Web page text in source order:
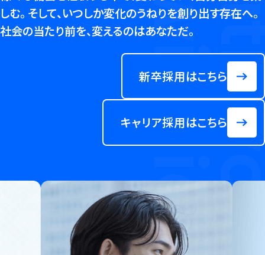
しむ。 そして、いつしか変化のうねりを創り出す存在へ。
社会の当たり前を、変えるのはあなただ。
新卒採用はこちら
キャリア採用はこちら